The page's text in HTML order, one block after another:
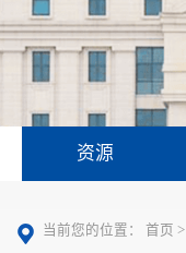
资源
当前您的位置： 首页 >